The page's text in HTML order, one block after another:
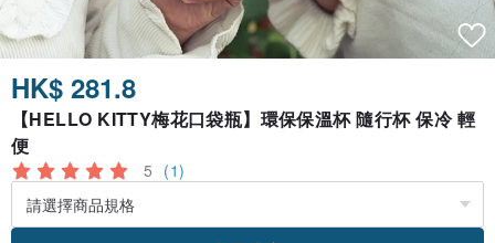
HK$ 281.8
【HELLO KITTY梅花口袋瓶】環保保溫杯 隨行杯 保冷 輕
便
5 (1)